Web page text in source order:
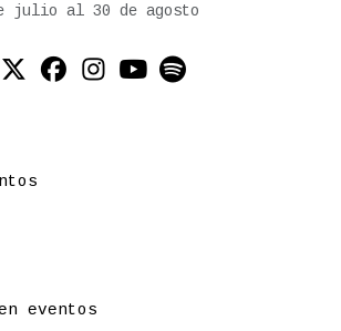
julio al 30 de agosto
Twitter (X)
Facebook
Instagram
YouTube
Spotify
eventos